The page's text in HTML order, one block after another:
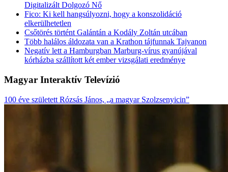
Digitalizált Dolgozó Nő
Fico: Ki kell hangsúlyozni, hogy a konszolidáció
elkerülhetetlen
Csőtörés történt Galántán a Kodály Zoltán utcában
Több halálos áldozata van a Krathon tájfunnak Tajvanon
Negatív lett a Hamburgban Marburg-vírus gyanújával
kórházba szállított két ember vizsgálati eredménye
Magyar Interaktív Televízió
100 éve született Rózsás János, „a magyar Szolzsenyicin”